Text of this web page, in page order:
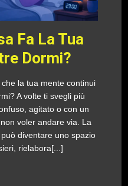
Fa La Tua
Dormi?
la tua mente continui
A volte ti svegli più
agitato o con un
voler andare via. La
diventare uno spazio
rielabora[...]